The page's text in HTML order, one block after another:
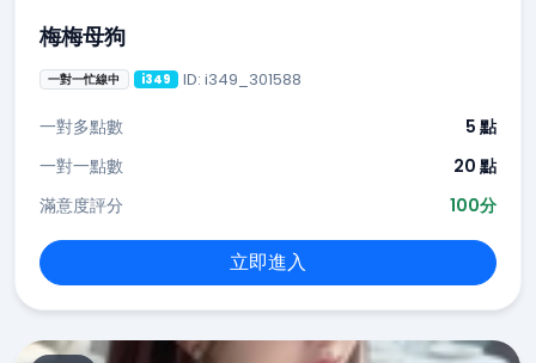
梅梅母狗
一對一忙線中 i349 ID: i349_301588
一對多點數
5 點
一對一點數
20 點
滿意度評分
100分
立即進入